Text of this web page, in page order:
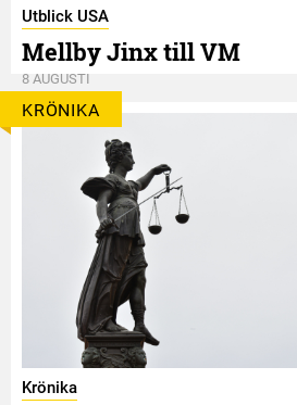
Utblick USA
Mellby Jinx till VM
8 AUGUSTI
KRÖNIKA
Krönika